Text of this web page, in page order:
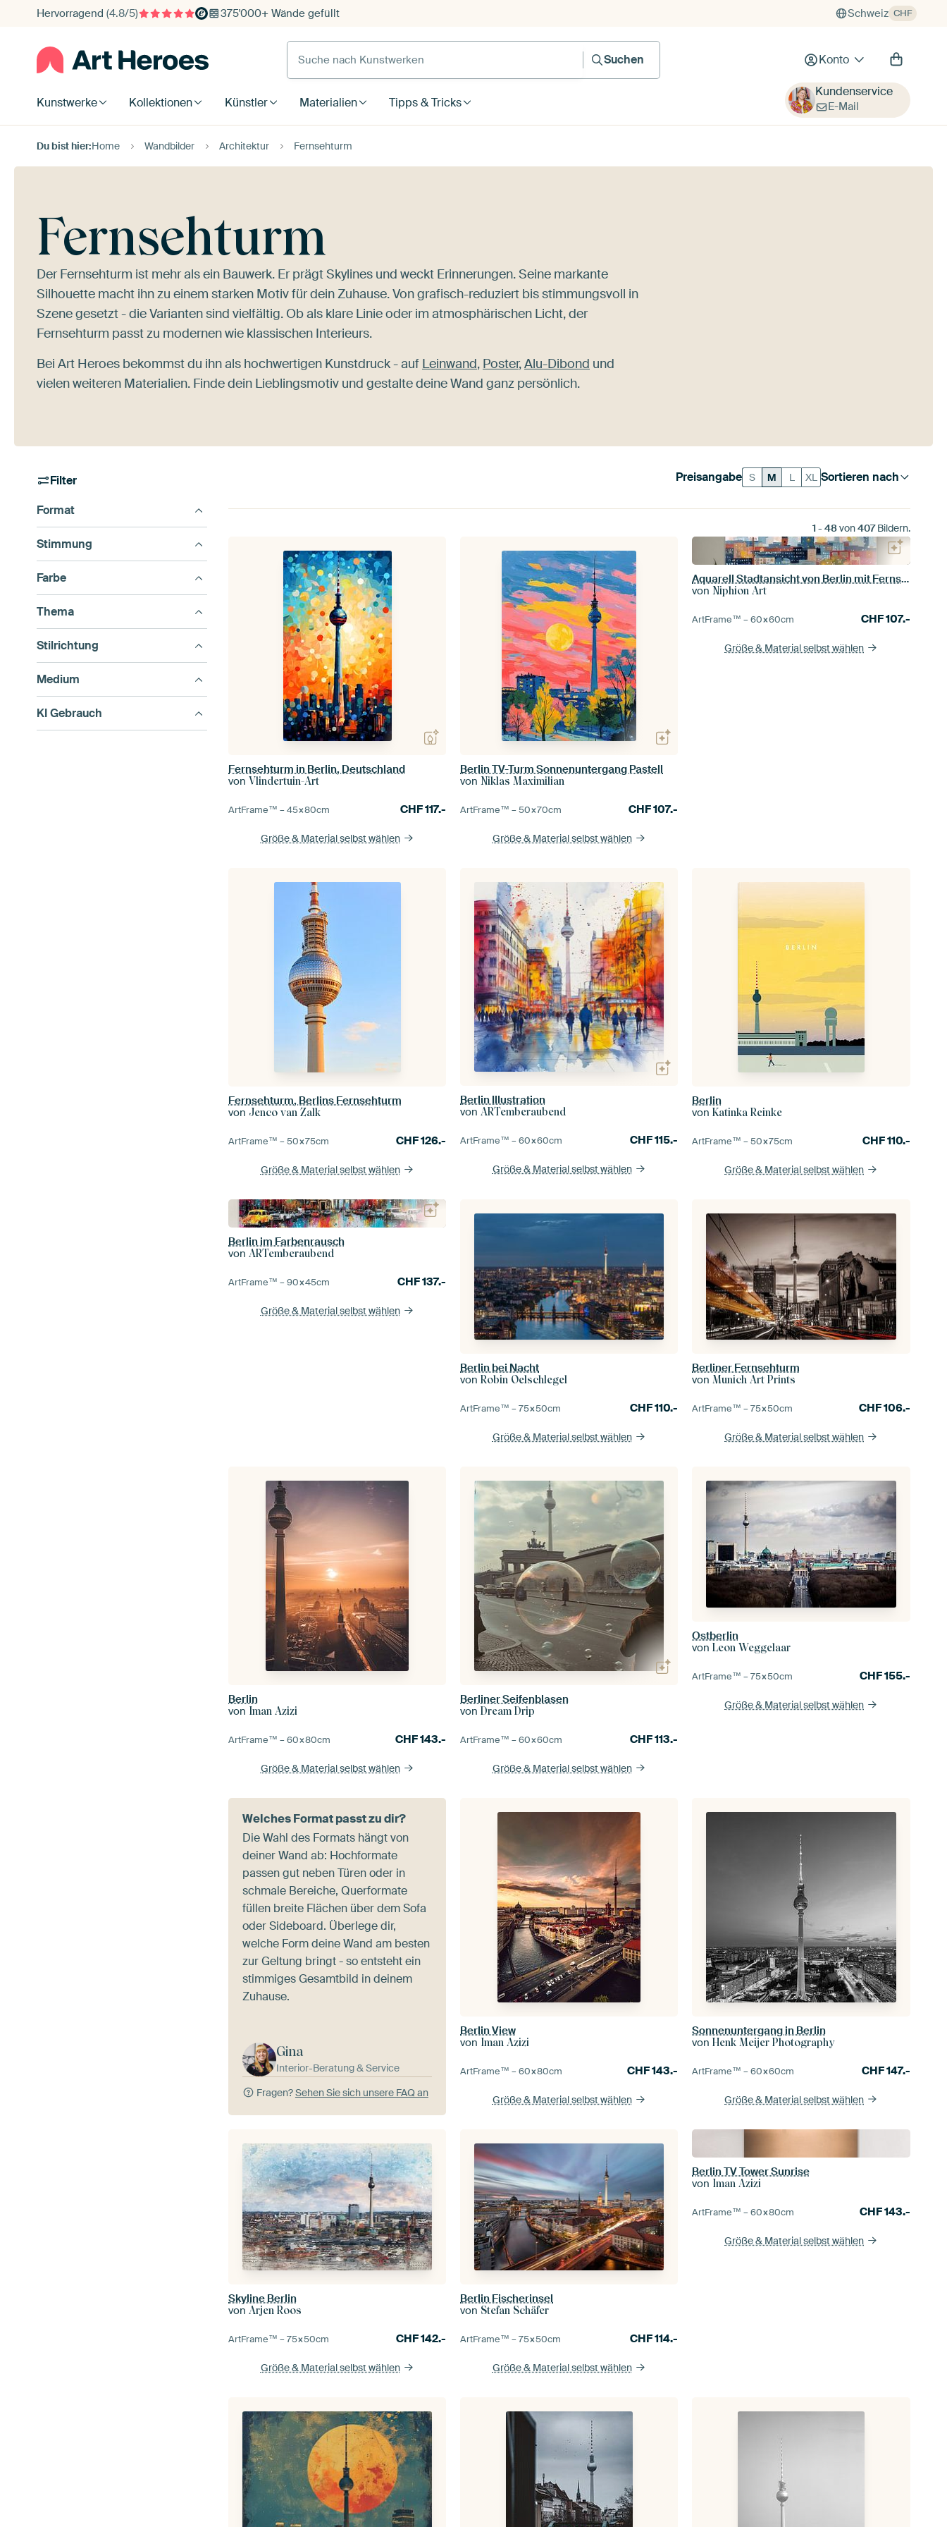
Hervorragend (4.8/5) 375'000+ Wände gefüllt Schweiz CHF
Suche nach Kunstwerken
Suchen
Konto
Kunstwerke Kollektionen Künstler Materialien Tipps & Tricks
Kundenservice
E-Mail
Du bist hier:Home Wandbilder Architektur Fernsehturm
Fernsehturm
Der Fernsehturm ist mehr als ein Bauwerk. Er prägt Skylines und weckt Erinnerungen. Seine markante
Silhouette macht ihn zu einem starken Motiv für dein Zuhause. Von grafisch-reduziert bis stimmungsvoll in
Szene gesetzt - die Varianten sind vielfältig. Ob als klare Linie oder im atmosphärischen Licht, der
Fernsehturm passt zu modernen wie klassischen Interieurs.
Bei Art Heroes bekommst du ihn als hochwertigen Kunstdruck - auf Leinwand, Poster,Alu-Dibond und
vielen weiteren Materialien. Finde dein Lieblingsmotiv und gestalte deine Wand ganz persönlich.
Filter
Format
Stimmung
Farbe
Thema
Stilrichtung
Medium
KI Gebrauch
Sortieren nach
Preisangabe S M L XL
1 - 48von407Bildern.
Fernsehturm in Berlin, Deutschland
vonVlindertuin-Art
ArtFrame™ –45×80cm CHF117.-
Größe & Material selbst wählen
Berlin TV-Turm Sonnenuntergang Pastell
von Niklas Maximilian
ArtFrame™ –50×70cm CHF107.-
Größe & Material selbst wählen
Aquarell Stadtansicht von Berlin mit Fernsehturm und U-Bahn
von Niphion Art
ArtFrame™ –60×60cm CHF107.-
Größe & Material selbst wählen
Fernsehturm, Berlins Fernsehturm
von Jenco van Zalk
ArtFrame™ –50×75cm CHF126.-
Größe & Material selbst wählen
Berlin Illustration
vonARTemberaubend
ArtFrame™ –60×60cm CHF115.-
Größe & Material selbst wählen
Berlin
vonKatinka Reinke
ArtFrame™ –50×75cm CHF110.-
Größe & Material selbst wählen
Berlin im Farbenrausch
vonARTemberaubend
ArtFrame™ –90×45cm CHF137.-
Größe & Material selbst wählen
Berlin bei Nacht
vonRobin Oelschlegel
ArtFrame™ –75×50cm CHF110.-
Größe & Material selbst wählen
Berliner Fernsehturm
vonMunich Art Prints
ArtFrame™ –75×50cm CHF106.-
Größe & Material selbst wählen
Berlin
von Iman Azizi
ArtFrame™ –60×80cm CHF143.-
Größe & Material selbst wählen
Berliner Seifenblasen
vonDream Drip
ArtFrame™ –60×60cm CHF113.-
Größe & Material selbst wählen
Ostberlin
vonLeon Weggelaar
ArtFrame™ –75×50cm CHF155.-
Größe & Material selbst wählen
Welches Format passt zu dir?
Die Wahl des Formats hängt von
deiner Wand ab: Hochformate
passen gut neben Türen oder in
schmale Bereiche, Querformate
füllen breite Flächen über dem Sofa
oder Sideboard. Überlege dir,
welche Form deine Wand am besten
zur Geltung bringt - so entsteht ein
stimmiges Gesamtbild in deinem
Zuhause.
Gina
Interior-Beratung & Service
Fragen?Sehen Sie sich unsere FAQ an
Berlin View
von Iman Azizi
ArtFrame™ –60×80cm CHF143.-
Größe & Material selbst wählen
Sonnenuntergang in Berlin
vonHenk Meijer Photography
ArtFrame™ –60×60cm CHF147.-
Größe & Material selbst wählen
Skyline Berlin
vonArjen Roos
ArtFrame™ –75×50cm CHF142.-
Größe & Material selbst wählen
Berlin Fischerinsel
von Stefan Schäfer
ArtFrame™ –75×50cm CHF114.-
Größe & Material selbst wählen
Berlin TV Tower Sunrise
von Iman Azizi
ArtFrame™ –60×80cm CHF143.-
Größe & Material selbst wählen